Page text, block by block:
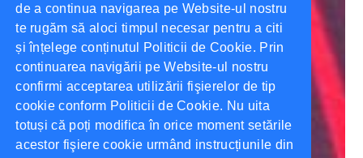
de a continua navigarea pe Website-ul nostru
te rugăm să aloci timpul necesar pentru a citi
și înțelege conținutul Politicii de Cookie. Prin
continuarea navigării pe Website-ul nostru
confirmi acceptarea utilizării fişierelor de tip
cookie conform Politicii de Cookie. Nu uita
totuși că poți modifica în orice moment setările
acestor fişiere cookie urmând instrucțiunile din